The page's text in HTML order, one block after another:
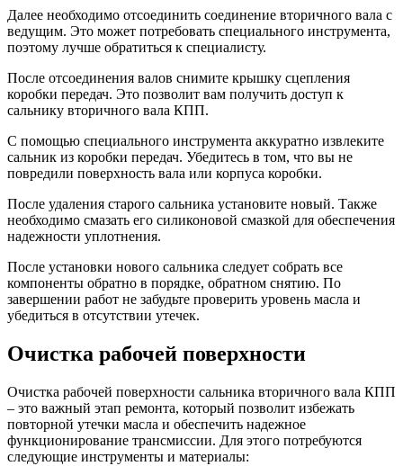
Далее необходимо отсоединить соединение вторичного вала с
ведущим. Это может потребовать специального инструмента,
поэтому лучше обратиться к специалисту.
После отсоединения валов снимите крышку сцепления
коробки передач. Это позволит вам получить доступ к
сальнику вторичного вала КПП.
С помощью специального инструмента аккуратно извлеките
сальник из коробки передач. Убедитесь в том, что вы не
повредили поверхность вала или корпуса коробки.
После удаления старого сальника установите новый. Также
необходимо смазать его силиконовой смазкой для обеспечения
надежности уплотнения.
После установки нового сальника следует собрать все
компоненты обратно в порядке, обратном снятию. По
завершении работ не забудьте проверить уровень масла и
убедиться в отсутствии утечек.
Очистка рабочей поверхности
Очистка рабочей поверхности сальника вторичного вала КПП
– это важный этап ремонта, который позволит избежать
повторной утечки масла и обеспечить надежное
функционирование трансмиссии. Для этого потребуются
следующие инструменты и материалы: